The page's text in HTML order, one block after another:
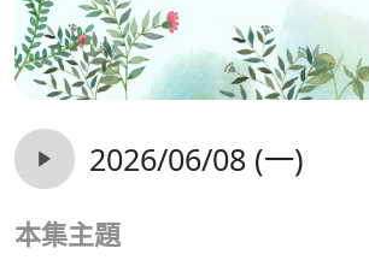
2026/06/08 (一)
本集主題